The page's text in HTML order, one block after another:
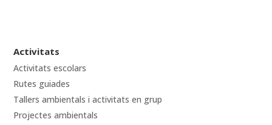
Activitats
Activitats escolars
Rutes guiades
Tallers ambientals i activitats en grup
Projectes ambientals